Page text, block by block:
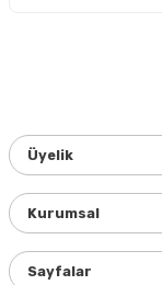
Üyelik
Kurumsal
Sayfalar